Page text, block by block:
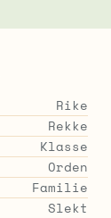
Rike
Rekke
Klasse
Orden
Familie
Slekt